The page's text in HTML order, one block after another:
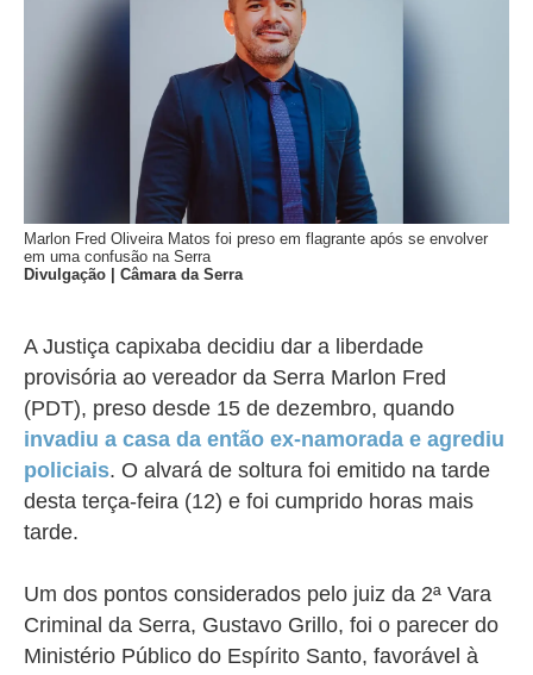
Marlon Fred Oliveira Matos foi preso em flagrante após se envolver
em uma confusão na Serra
Divulgação | Câmara da Serra
A Justiça capixaba decidiu dar a liberdade
provisória ao vereador da Serra Marlon Fred
(PDT), preso desde 15 de dezembro, quando
invadiu a casa da então ex-namorada e agrediu
policiais. O alvará de soltura foi emitido na tarde
desta terça-feira (12) e foi cumprido horas mais
tarde.
Um dos pontos considerados pelo juiz da 2ª Vara
Criminal da Serra, Gustavo Grillo, foi o parecer do
Ministério Público do Espírito Santo, favorável à